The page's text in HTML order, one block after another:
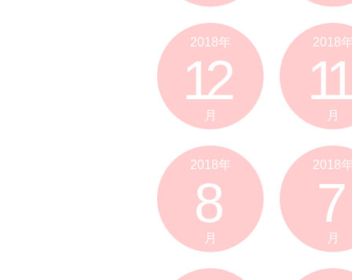
2018年
12
月
2018
11
月
2018年
8
月
2018
7
月